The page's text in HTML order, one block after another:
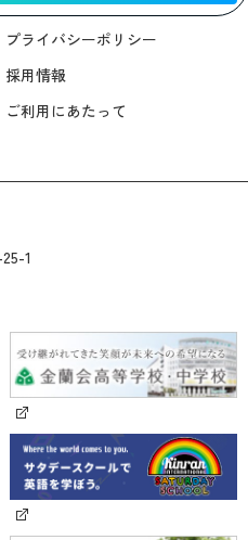
プライバシーポリシー
採用情報
ご利用にあたって
1